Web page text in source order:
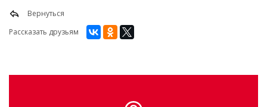
Вернуться
Рассказать друзьям